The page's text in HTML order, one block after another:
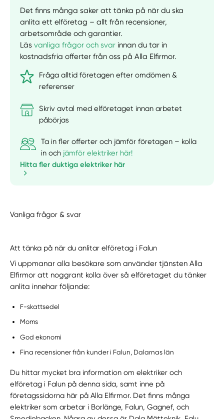
Det finns många saker att tänka på när du ska
anlita ett elföretag – allt från recensioner,
arbetsområde och garantier.
Läsvanliga frågor och svar innan du tar in
kostnadsfria offerter från oss på Alla Elfirmor.
Fråga alltid företagen efter omdömen &
referenser
Skriv avtal med elföretaget innan arbetet
påbörjas
Ta in fler offerter och jämför företagen – kolla
in och jämför elektriker här!
Hitta fler duktiga elektriker här
Vanliga frågor & svar
Att tänka på när du anlitar elföretag i Falun
Vi uppmanar alla besökare som använder tjänsten Alla
Elfirmor att noggrant kolla över så elföretaget du tänker
anlita innehar följande:
F-skattsedel
Moms
God ekonomi
Fina recensioner från kunder i Falun, Dalarnas län
Du hittar mycket bra information om elektriker och
elföretag i Falun på denna sida, samt inne på
företagssidorna här på Alla Elfirmor. Det finns många
elektriker som arbetar i Borlänge, Falun, Gagnef, och